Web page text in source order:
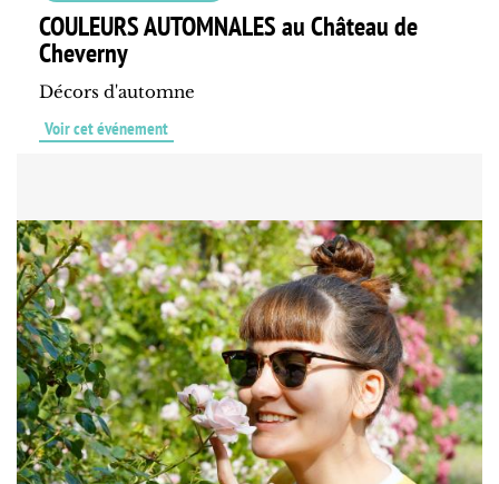
COULEURS AUTOMNALES au Château de
Cheverny
Décors d'automne
Voir cet événement